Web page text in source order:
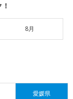
8月
愛媛県